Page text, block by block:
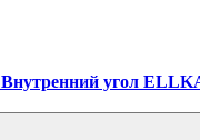
Внутренний угол